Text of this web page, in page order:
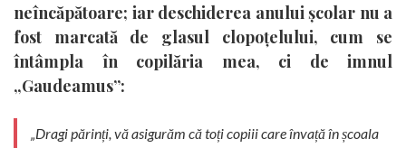
neîncăpătoare; iar deschiderea anului școlar nu a
fost marcată de glasul clopoțelului, cum se
întâmpla în copilăria mea, ci de imnul
„Gaudeamus”:
„Dragi părinți, vă asigurăm că toți copiii care învață în școala